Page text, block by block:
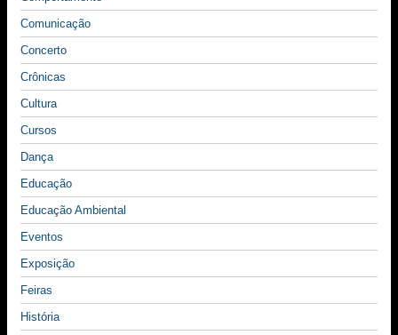
Comunicação
Concerto
Crônicas
Cultura
Cursos
Dança
Educação
Educação Ambiental
Eventos
Exposição
Feiras
História